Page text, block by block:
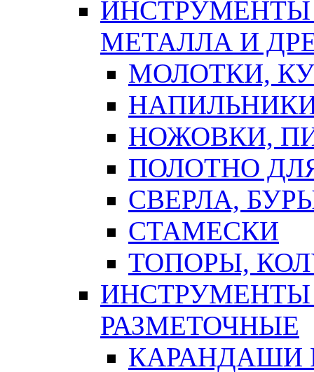
ИНСТРУМЕНТЫ
МЕТАЛЛА И
МОЛОТКИ,
НОЖОВКИ,
ПОЛОТНО
СВЕРЛА,
СТАМЕСКИ
ТОПОРЫ,
ИНСТРУМЕНТЫ
РАЗМЕТОЧНЫЕ
КАРАНДАШИ